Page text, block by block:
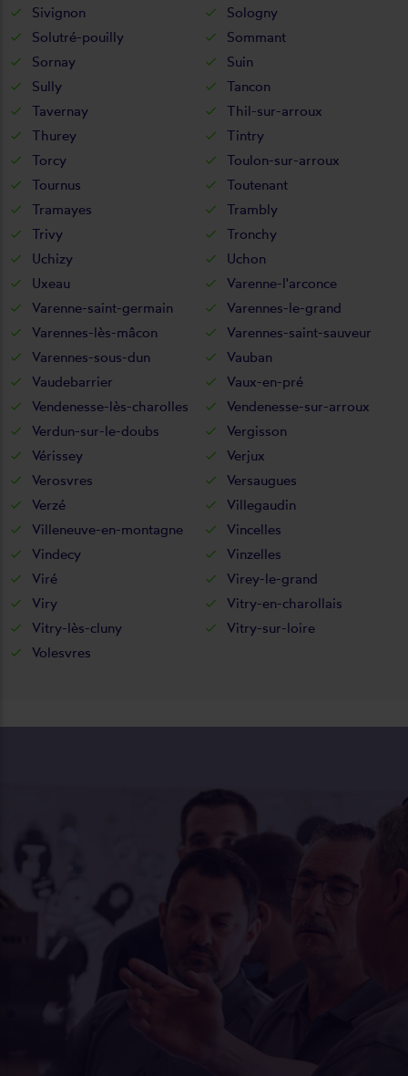
Sivignon
Sologny
Solutré-pouilly
Sommant
Sornay
Suin
Sully
Tancon
Tavernay
Thil-sur-arroux
Thurey
Tintry
Torcy
Toulon-sur-arroux
Tournus
Toutenant
Tramayes
Trambly
Trivy
Tronchy
Uchizy
Uchon
Uxeau
Varenne-l'arconce
Varenne-saint-germain
Varennes-le-grand
Varennes-lès-mâcon
Varennes-saint-sauveur
Varennes-sous-dun
Vauban
Vaudebarrier
Vaux-en-pré
Vendenesse-lès-charolles
Vendenesse-sur-arroux
Verdun-sur-le-doubs
Vergisson
Vérissey
Verjux
Verosvres
Versaugues
Verzé
Villegaudin
Villeneuve-en-montagne
Vincelles
Vindecy
Vinzelles
Viré
Virey-le-grand
Viry
Vitry-en-charollais
Vitry-lès-cluny
Vitry-sur-loire
Volesvres